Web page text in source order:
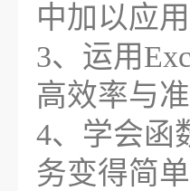
中加以应用
3、运用
高效率与准
4、学会函
务变得简单